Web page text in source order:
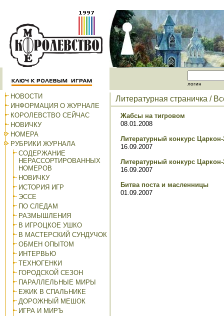
логин
НОВОСТИ
ИНФОРМАЦИЯ О ЖУРНАЛЕ
КОРОЛЕВСТВО СЕЙЧАС
НОВИЧКУ
НОМЕРА
РУБРИКИ ЖУРНАЛА
СОДЕРЖАНИЕ
НЕРАССОРТИРОВАННЫХ
НОМЕРОВ
НОВИЧКУ
ИСТОРИЯ ИГР
ЭССЕ
ПО СЛЕДАМ
РАЗМЫШЛЕНИЯ
В ИГРОЦКОЕ УШКО
В МАСТЕРСКИЙ СУНДУЧОК
ОБМЕН ОПЫТОМ
ИНТЕРВЬЮ
ТЕХНОГЕНКИ
ГОРОДСКОЙ СЕЗОН
ПАРАЛЛЕЛЬНЫЕ МИРЫ
ЕЖИК В СПАЛЬНИКЕ
ДОРОЖНЫЙ МЕШОК
ИГРА И МИРЪ
Литературная страничка /
Жабсы на тигровом
08.01.2008
Литературный конкурс
16.09.2007
Литературный конкурс Царкон-
16.09.2007
Битва поста и масленницы
01.09.2007